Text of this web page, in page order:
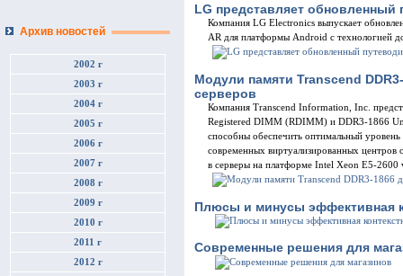
Архив новостей
2002 г
2003 г
2004 г
2005 г
2006 г
2007 г
2008 г
2009 г
2010 г
2011 г
2012 г
LG представляет обновленный
Компания LG Electronics выпускает
AR для платформы Android c технологией
Модули памяти Transcend
серверов
Компания Transcend Information, Inc.
Registered DIMM (RDIMM) и DDR3-1866
способны обеспечить оптимальный уровень
современных виртуализированных центров
в серверы на платформе Intel Xeon E5-2600
Плюсы и минусы эффективная
Современные решения для